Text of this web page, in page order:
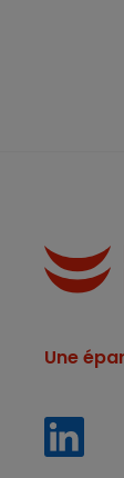
Une